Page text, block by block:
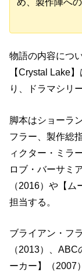
め、製作陣へ
物語の内容につ
【Crystal Lake】
り、ドラマシリ
脚本はショーラ
フラー、製作総
ィクター・ミラ
ロブ・バーサミ
（2016）や【
担当する。
ブライアン・フ
（2013）、
ーカー】（2007